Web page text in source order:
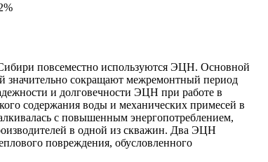
повсеместно используются ЭЦН. Основной
значительно сокращают межремонтный период
и долговечности ЭЦН при работе в
содержания воды и механических примесей в
с повышенным энергопотреблением,
в одной из скважин. Два ЭЦН
повреждения, обусловленного